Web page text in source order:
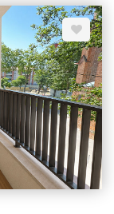
tout
à-vis. -2 agréables
bain avec sèche
-2 places de
! (possibilité de